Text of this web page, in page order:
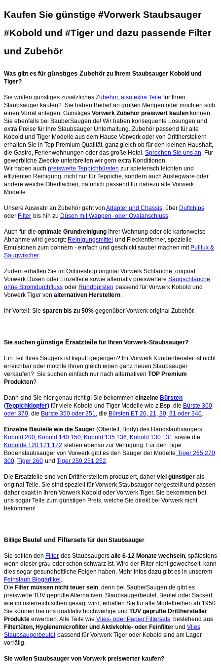
Kaufen Sie günstige #Vorwerk Staubsauger
#Kobold und #Tiger und dazu passende Filter
und Zubehör
Was gibt es für günstiges Zubehör zu Ihrem Staubsauger Kobold und
Tiger?
Sie wollen günstiges zusätzliches Zubehör, also extra Teile für Ihren
Staubsauger kaufen? Sie haben Bedarf an großen Mengen oder möchten sich
einen Vorrat anlegen. Günstiges Vorwerk Zubehör preiswert kaufen können
Sie ebenfalls bei SauberSaugen.de! Wir haben konsequente Lösungen und
extra Preise für Ihre Staubsauger Unterhaltung. Zubehör passend für alle
Kobold und Tiger Modelle aus dem Hause Vorwerk oder von Drittherstellern
erhalten Sie in Top Premium Qualität, ganz gleich ob für den kleinen Haushalt,
die Gastro, Ferienwohnungen oder das große Hotel. Sprechen Sie uns an . Für
gewerbliche Zwecke unterbreiten wir gern extra Konditionen.
Wir haben auch preiswerte Teppichbürsten zur spielerisch leichten und
effizienten Reinigung, nicht nur für Teppiche, sondern auch Auslegware oder
andere weiche Oberflächen, natürlich passend für nahezu alle Vorwerk
Modelle.
Unsere Auswahl an Zubehör geht von Adapter und Chassis , über Duftchips
oder Filter bis hin zu Düsen mit Wappen- oder Ovalanschluss
Auch für die optimale Grundreinigung Ihrer Wohnung oder die kartonweise
Abnahme wird gesorgt: Reinigungsmittel und Fleckentferner, spezielle
Emulsionen zum bohnern - einfach und geschickt sauber machen mit Pulilux &
Saugwischer.
Zudem erhalten Sie im Onlineshop original Vorwerk Schläuche, original
Vorwerk Düsen oder Einzelteile sowie alternativ preiswertere Saugschläuche
ohne Stromdurchfluss oder Rundbürsten passend für Vorwerk Kobold und
Vorwerk Tiger von alternativen Herstellern
Ihr Vorteil: Sie sparen bis zu 50% gegenüber Vorwerk original Zubehör.
Sie suchen günstige Ersatzteile für Ihren Vorwerk-Staubsauger?
Ein Teil Ihres Saugers ist kaputt gegangen? Ihr Vorwerk Kundenberater ist nicht
erreichbar oder möchte Ihnen gleich einen ganz neuen Staubsauger
verkaufen? Sie suchen einfach nur nach alternativen TOP Premium
Produkten?
Dann sind Sie hier genau richtig! Sie bekommen einzelne Bürsten
(Teppichklopfer) für viele Kobold und Tiger Modelle wie z.Bsp. die Bürste 360
oder 370 , die Bürste 350 oder 351 , die Bürsten ET 20, 21, 30, 31 oder 340
Einzelne Bauteile wie die Sauger (Oberteil, Body) des Handstaubsaugers
Kobold 200 Kobold 140 150 Kobold 135 136 Kobold 130 131 sowie die
Kobolde 120 121 122 stehen ebenso zur Verfügung. Für den Tiger
Bodenstaubsauger von Vorwerk gibt es den Sauger der Modelle Tiger 265 270
300 Tiger 260 und Tiger 250 251 252
Die Ersatzteile sind von Drittherstellern produziert, daher viel günstiger als
original Teile. Sie sind speziell für Vorwerk Staubsauger hergestellt und passen
daher exakt in Ihren Vorwerk Kobold oder Vorwerk Tiger. Sie bekommen bei
uns sogar Teile zum günstigen Preis, welche Sie direkt bei Vorwerk nicht
bekommen!
Billige Beutel und Filtersets für den Staubsauger
Sie sollten den Filter des Staubsaugers alle 6-12 Monate wechseln , spätestens
wenn dieser grau oder schon schwarz ist. Wird der Filter nicht gewechselt, kann
dies sogar gesundheitliche Folgen haben. Mehr Infos dazu gibt es in unserem
Feinstaub Blogartikel
Die Filter müssen nicht teuer sein , denn bei SauberSaugen.de gibt es
preiswerte TÜV geprüfte Alternativen. Staubsaugerbeutel, Beutel oder Sackerl,
wie im österreichischen gesagt wird, erhalten Sie für alle Modellreihen ab 1950.
Sie können bei uns qualitativ hochwertige und TÜV geprüfte Dritthersteller
Produkte erwerben. Alle Teile wie Vlies- oder Papier Filtersets , bestehend aus
Filtertüten, Hygienemicrofilter und Aktivkohle- oder Feinfilter und Vlies
Staubsaugerbeutel passend für Vorwerk Tiger oder Kobold sind am Lager
vorrätig.
Sie wollen Staubsauger von Vorwerk preiswerter kaufen?